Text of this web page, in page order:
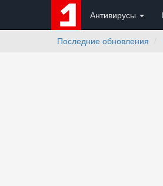
Антивирусы
Последние обновления